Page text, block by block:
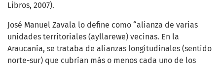
Libros, 2007).
José Manuel Zavala lo define como “alianza de varias
unidades territoriales (ayllarewe) vecinas. En la
Araucanía, se trataba de alianzas longitudinales (sentido
norte-sur) que cubrían más o menos cada uno de los